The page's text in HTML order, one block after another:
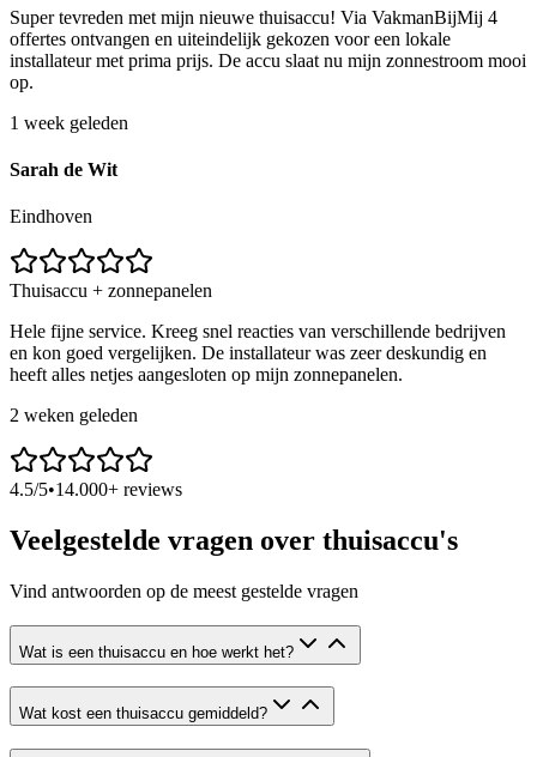
Super tevreden met mijn nieuwe thuisaccu! Via VakmanBijMij 4
offertes ontvangen en uiteindelijk gekozen voor een lokale
installateur met prima prijs. De accu slaat nu mijn zonnestroom mooi
op.
1 week geleden
Sarah de Wit
Eindhoven
Thuisaccu + zonnepanelen
Hele fijne service. Kreeg snel reacties van verschillende bedrijven
en kon goed vergelijken. De installateur was zeer deskundig en
heeft alles netjes aangesloten op mijn zonnepanelen.
2 weken geleden
4.5/5•14.000+ reviews
Veelgestelde vragen over thuisaccu's
Vind antwoorden op de meest gestelde vragen
Wat is een thuisaccu en hoe werkt het?
Wat kost een thuisaccu gemiddeld?